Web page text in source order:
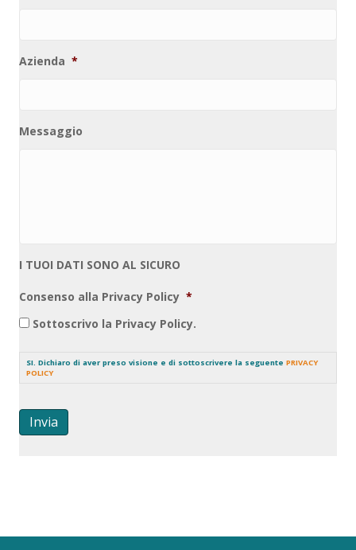
Azienda *
Messaggio
I TUOI DATI SONO AL SICURO
Consenso alla Privacy Policy *
Sottoscrivo la Privacy Policy.
SI. Dichiaro di aver preso visione e di sottoscrivere la seguente PRIVACY
POLICY
Invia